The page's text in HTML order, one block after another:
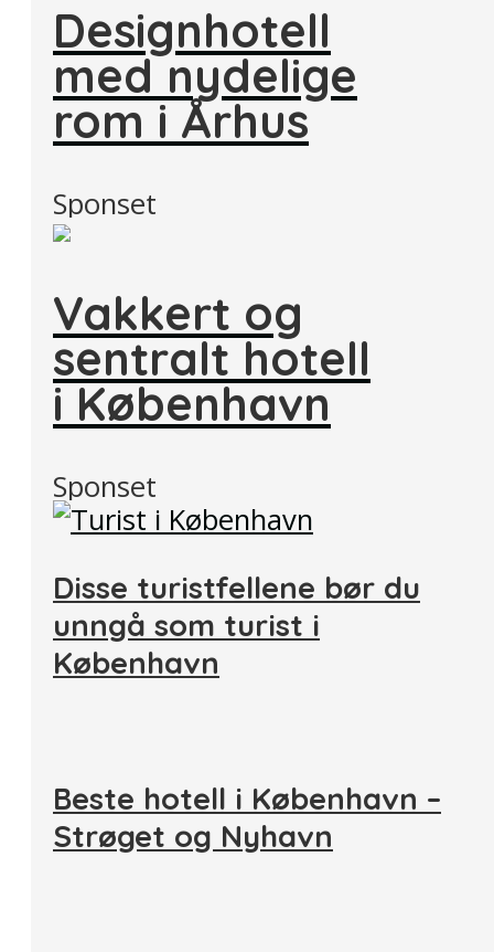
Designhotell
med nydelige
rom i Århus
Sponset
Vakkert og
sentralt hotell
i København
Sponset
Disse turistfellene bør du
unngå som turist i
København
Beste hotell i København –
Strøget og Nyhavn